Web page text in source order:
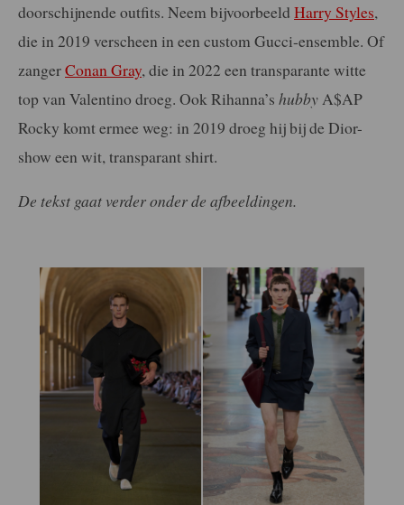
doorschijnende outfits. Neem bijvoorbeeld Harry Styles,
die in 2019 verscheen in een custom Gucci-ensemble. Of
zangerConan Gray, die in 2022 een transparante witte
top van Valentino droeg. Ook Rihanna’s hubby A$AP
Rocky komt ermee weg: in 2019 droeg hij bij de Dior-
show een wit, transparant shirt.
De tekst gaat verder onder de afbeeldingen.